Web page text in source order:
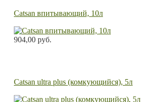
Catsan впитывающий, 10л
904,00 руб.
Catsan ultra plus (комкующийся), 5л